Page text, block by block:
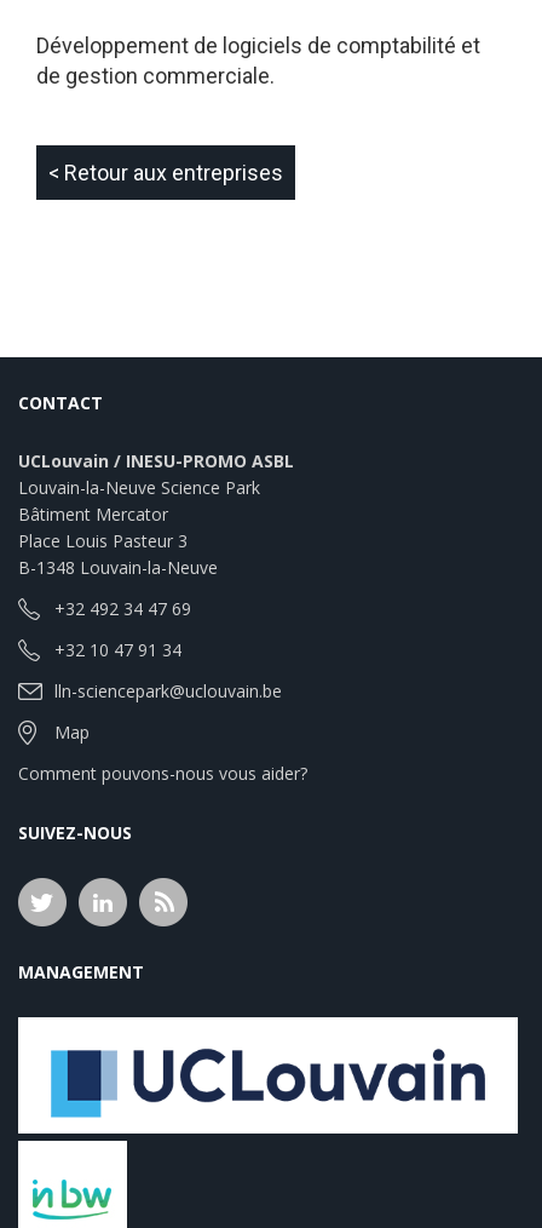
Développement de logiciels de comptabilité et
de gestion commerciale.
< Retour aux entreprises
CONTACT
UCLouvain / INESU-PROMO ASBL
Louvain-la-Neuve Science Park
Bâtiment Mercator
Place Louis Pasteur 3
B-1348 Louvain-la-Neuve
+32 492 34 47 69
+32 10 47 91 34
lln-sciencepark@uclouvain.be
Map
Comment pouvons-nous vous aider?
SUIVEZ-NOUS
MANAGEMENT